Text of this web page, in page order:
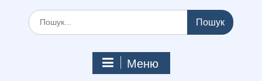
Шукати:
Меню